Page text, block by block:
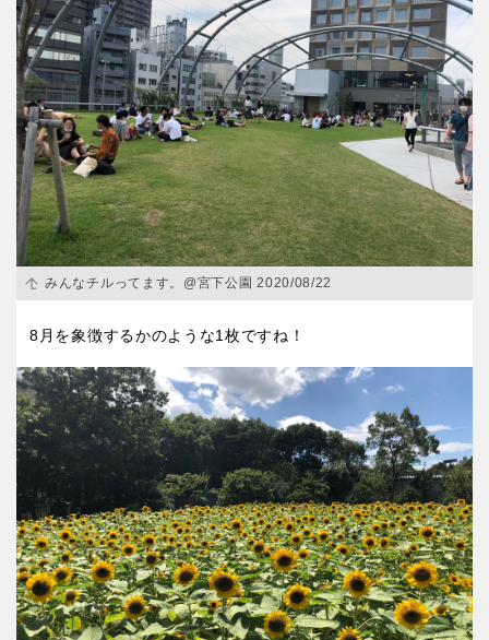
みんなチルってます。@宮下公園 2020/08/22
8月を象徴するかのような1枚ですね！